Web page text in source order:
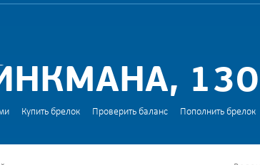
130
Купить брелок Проверить баланс Пополнить брелок